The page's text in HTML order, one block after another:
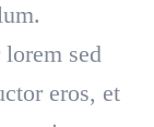
sed
eros, et